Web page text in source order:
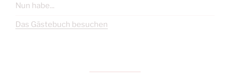
Nun habe...
Das Gästebuch besuchen